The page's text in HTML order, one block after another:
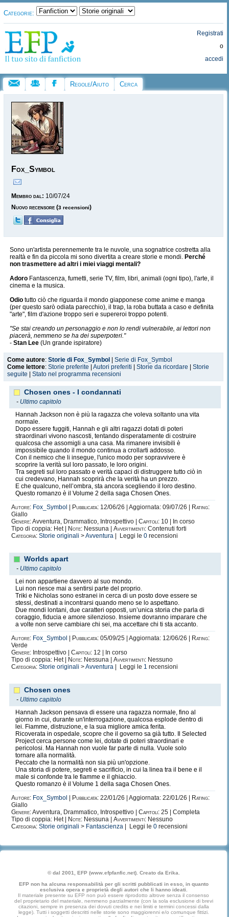
Categorie:
Registrati
o
accedi
Regole/Aiuto Cerca
Fox_Symbol
Membro dal: 10/07/24
Nuovo recensore (3 recensioni)
Sono un'artista perennemente tra le nuvole, una sognatrice costretta alla
realtà e fin da piccola mi sono divertita a creare storie e mondi. Perché
non trasmettere ad altri i miei viaggi mentali?
Adoro Fantascenza, fumetti, serie TV, film, libri, animali (ogni tipo), l'arte, il
cinema e la musica.
Odio tutto ciò che riguarda il mondo giapponese come anime e manga
(per questo sarò odiata parecchio), il trap, la roba buttata a caso e definita
"arte", film d'azione troppo seri e supereroi troppo potenti.
"Se stai creando un personaggio e non lo rendi vulnerabile, ai lettori non
piacerà, nemmeno se ha dei superpoteri."
- Stan Lee (Un grande ispiratore)
Come autore: Storie di Fox_Symbol
Serie di Fox_Symbol
Come lettore: Storie preferite Autori preferiti Storie da ricordare
Storie
seguite
Stato nel programma recensioni
Chosen ones - I condannati
- Ultimo capitolo
Hannah Jackson non è più la ragazza che voleva soltanto una vita
normale.
Dopo essere fuggiti, Hannah e gli altri ragazzi dotati di poteri
straordinari vivono nascosti, tentando disperatamente di costruire
qualcosa che assomigli a una casa. Ma rimanere invisibili è
impossibile quando il mondo continua a crollarti addosso.
Con il nemico che li insegue, l'unico modo per sopravvivere è
scoprire la verità sul loro passato, le loro origini.
Tra segreti sul loro passato e verità capaci di distruggere tutto ciò in
cui credevano, Hannah scoprirà che la verità ha un prezzo.
E che qualcuno, nell’ombra, sta ancora scegliendo il loro destino.
Questo romanzo è il Volume 2 della saga Chosen Ones.
Autore: Fox_Symbol Pubblicata: 12/06/26 | Aggiornata: 09/07/26 |
Rating:
Giallo
Genere:Avventura, Drammatico, Introspettivo | Capitoli: 10 | In corso
Tipo di coppia: Het |
Note: Nessuna | Avvertimenti: Contenuti forti
Categoria: Storie originali >Avventura | Leggi le 0 recensioni
Worlds apart
- Ultimo capitolo
Lei non appartiene davvero al suo mondo.
Lui non riesce mai a sentirsi parte del proprio.
Triki e Nicholas sono estranei in cerca di un posto dove essere se
stessi, destinati a incontrarsi quando meno se lo aspettano.
Due mondi lontani, due caratteri opposti, un’unica storia che parla di
coraggio, fiducia e amore silenzioso. Insieme dovranno imparare che
a volte non serve cambiare chi sei, ma accettare chi ti sta accanto.
Autore: Fox_Symbol Pubblicata: 05/09/25 | Aggiornata: 12/06/26 |
Rating:
Verde
Genere: Introspettivo | Capitoli: 12 | In corso
Tipo di coppia: Het |
Note: Nessuna | Avvertimenti: Nessuno
Categoria: Storie originali >Avventura | Leggi le 1 recensioni
Chosen ones
- Ultimo capitolo
Hannah Jackson pensava di essere una ragazza normale, fino al
giorno in cui, durante un'interrogazione, qualcosa esplode dentro di
lei. Fiamme, distruzione, e la sua migliore amica ferita.
Ricoverata in ospedale, scopre che il governo sa già tutto. Il Selected
Project cerca persone come lei, dotate di poteri straordinari e
pericolosi. Ma Hannah non vuole far parte di nulla. Vuole solo
tornare alla normalità.
Peccato che la normalità non sia più un'opzione.
Una storia di potere, segreti e sacrificio, in cui la linea tra il bene e il
male si confonde tra le fiamme e il ghiaccio.
Questo romanzo è il Volume 1 della saga Chosen Ones.
Autore: Fox_Symbol Pubblicata: 22/01/26 | Aggiornata: 22/01/26 |
Rating:
Giallo
Genere:Avventura, Drammatico, Introspettivo | Capitoli: 25 | Completa
Tipo di coppia: Het |
Note: Nessuna | Avvertimenti: Nessuno
Categoria: Storie originali > Fantascienza | Leggi le 0 recensioni
© dal 2001, EFP (www.efpfanfic.net). Creato da Erika.
EFP non ha alcuna responsabilità per gli scritti pubblicati in esso, in quanto
esclusiva opera e proprietà degli autori che li hanno ideati.
Il materiale presente su EFP non può essere riprodotto altrove senza il consenso
del proprietario del materiale, nemmeno parzialmente (con la sola esclusione di brevi
citazioni, sempre in presenza dei dovuti credits e nei limiti e termini concessi dalla
legge). Tutti i soggetti descritti nelle storie sono maggiorenni e/o comunque fittizi.